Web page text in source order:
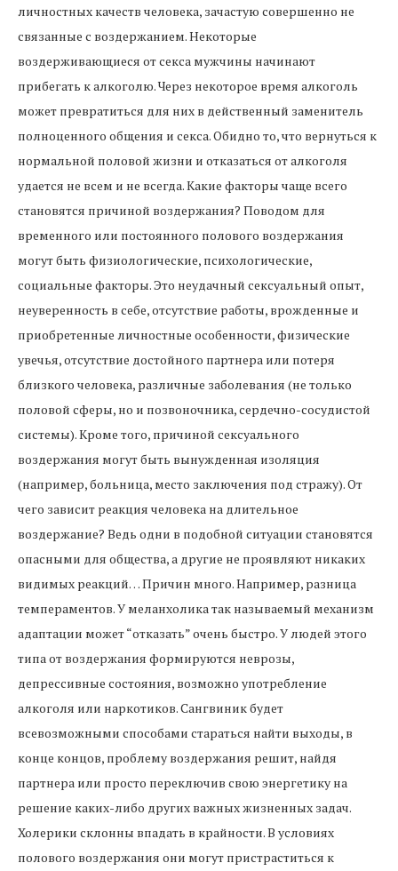
личностных качеств человека, зачастую совершенно не
связанные с воздержанием. Некоторые
воздерживающиеся от секса мужчины начинают
прибегать к алкоголю. Через некоторое время алкоголь
может превратиться для них в действенный заменитель
полноценного общения и секса. Обидно то, что вернуться к
нормальной половой жизни и отказаться от алкоголя
удается не всем и не всегда. Какие факторы чаще всего
становятся причиной воздержания? Поводом для
временного или постоянного полового воздержания
могут быть физиологические, психологические,
социальные факторы. Это неудачный сексуальный опыт,
неуверенность в себе, отсутствие работы, врожденные и
приобретенные личностные особенности, физические
увечья, отсутствие достойного партнера или потеря
близкого человека, различные заболевания (не только
половой сферы, но и позвоночника, сердечно-сосудистой
системы). Кроме того, причиной сексуального
воздержания могут быть вынужденная изоляция
(например, больница, место заключения под стражу). От
чего зависит реакция человека на длительное
воздержание? Ведь одни в подобной ситуации становятся
опасными для общества, а другие не проявляют никаких
видимых реакций… Причин много. Например, разница
темпераментов. У меланхолика так называемый механизм
адаптации может “отказать” очень быстро. У людей этого
типа от воздержания формируются неврозы,
депрессивные состояния, возможно употребление
алкоголя или наркотиков. Сангвиник будет
всевозможными способами стараться найти выходы, в
конце концов, проблему воздержания решит, найдя
партнера или просто переключив свою энергетику на
решение каких-либо других важных жизненных задач.
Холерики склонны впадать в крайности. В условиях
полового воздержания они могут пристраститься к